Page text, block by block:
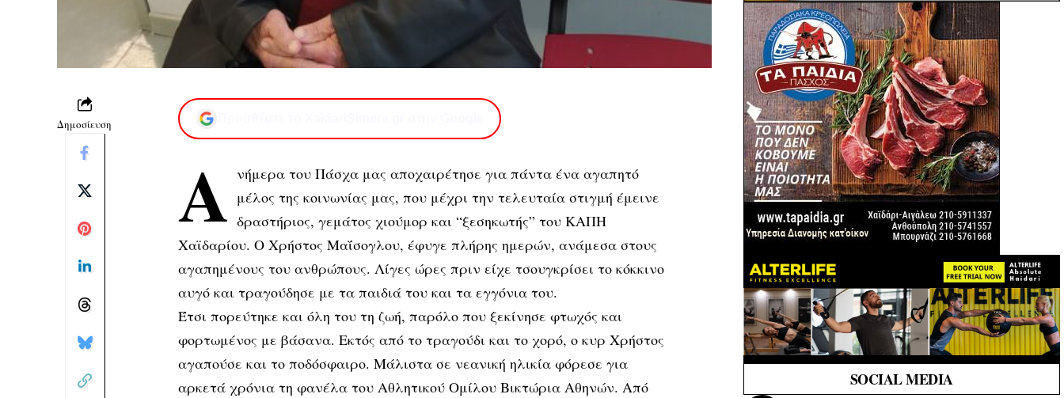
Δημοσίευση
Α νήμερα του Πάσχα μας αποχαιρέτησε για πάντα ένα αγαπητό
μέλος της κοινωνίας μας, που μέχρι την τελευταία στιγμή έμεινε
δραστήριος, γεμάτος χιούμορ και “ξεσηκωτής” του ΚΑΠΗ
Χαϊδαρίου. Ο Χρήστος Μαΐσογλου, έφυγε πλήρης ημερών, ανάμεσα στους
αγαπημένους του ανθρώπους. Λίγες ώρες πριν είχε τσουγκρίσει το κόκκινο
αυγό και τραγούδησε με τα παιδιά του και τα εγγόνια του.
Έτσι πoρεύτηκε και όλη του τη ζωή, παρόλο που ξεκίνησε φτωχός και
φορτωμένος με βάσανα. Εκτός από το τραγούδι και το χορό, ο κυρ Χρήστος
αγαπούσε και το ποδόσφαιρο. Μάλιστα σε νεανική ηλικία φόρεσε για
αρκετά χρόνια τη φανέλα του Αθλητικού Ομίλου Βικτώρια Αθηνών. Από
SOCIAL MEDIA